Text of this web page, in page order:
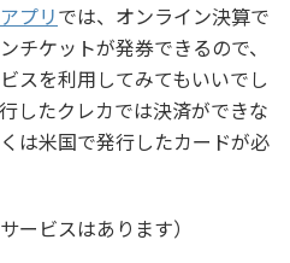
プリでは、オンライン決算で
チケットが発券できるので、
スを利用してみてもいいでし
したクレカでは決済ができな
は米国で発行したカードが必
ービスはあります）